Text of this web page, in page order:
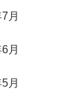
月
月
月